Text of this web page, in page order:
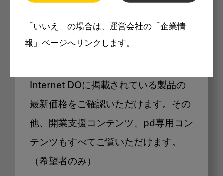
「いいえ」の場合は、運営会社の「企業情
報」ページへリンクします。
製品価格も閲覧可能
Internet DOに掲載されている製品の
最新価格をご確認いただけます。その
他、開業支援コンテンツ、pd専用コン
テンツもすべてご覧いただけます。
（希望者のみ）